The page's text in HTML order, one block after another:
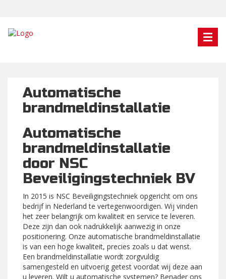
Automatische
brandmeldinstallatie
Automatische
brandmeldinstallatie
door NSC
Beveiligingstechniek BV
In 2015 is NSC Beveiligingstechniek opgericht om ons
bedrijf in Nederland te vertegenwoordigen. Wij vinden
het zeer belangrijk om kwaliteit en service te leveren.
Deze zijn dan ook nadrukkelijk aanwezig in onze
positionering. Onze automatische brandmeldinstallatie
is van een hoge kwaliteit, precies zoals u dat wenst.
Een brandmeldinstallatie wordt zorgvuldig
samengesteld en uitvoerig getest voordat wij deze aan
u leveren. Wilt u automatische systemen? Benader ons